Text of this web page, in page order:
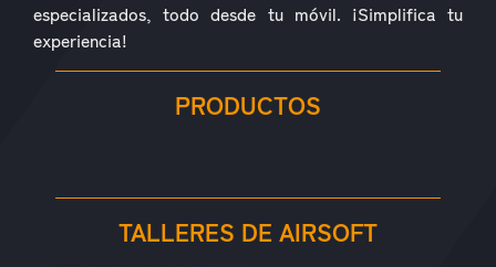
especializados, todo desde tu móvil. ¡Simplifica tu
experiencia!
PRODUCTOS
ACCESORIOS
TALLERES DE AIRSOFT